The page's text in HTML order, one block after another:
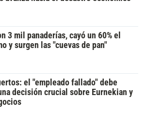
3 mil panaderías, cayó un 60% el
y surgen las "cuevas de pan"
el "empleado fallado" debe
decisión crucial sobre Eurnekian y